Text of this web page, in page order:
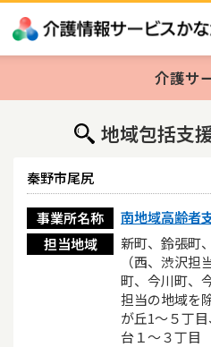
介護サ
地域包括支
秦野市尾尻
事業所名称
南地域高齢者
担当地域
新町、鈴張町
（西、渋沢
町、今川町、
担当の地域を
が丘1～５丁
台１～３丁目